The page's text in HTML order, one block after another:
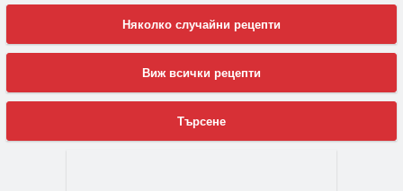
Няколко случайни рецепти
Виж всички рецепти
Търсене